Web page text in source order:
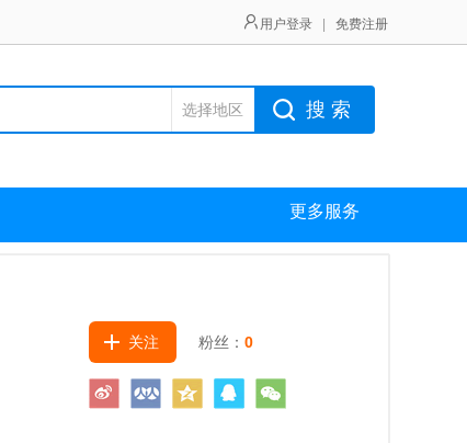
用户登录 免费注册
选择地区 搜 索
更多服务
关注 粉丝： 0